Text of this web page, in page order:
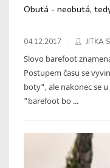
Obutá - neobutá,
04.12.2017 JITKA
Slovo barefoot
Postupem času se
boty", ale nakonec se
"barefoot bo ...